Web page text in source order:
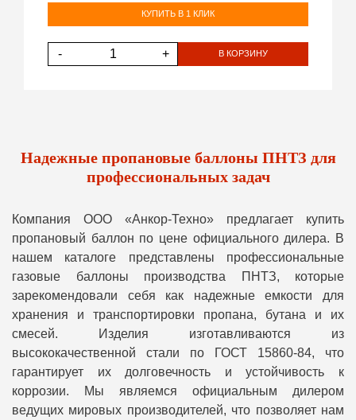
КУПИТЬ В 1 КЛИК
- + В КОРЗИНУ
Надежные пропановые баллоны ПНТЗ для
профессиональных задач
Компания ООО «Анкор-Техно» предлагает купить
пропановый баллон по цене официального дилера. В
нашем каталоге представлены профессиональные
газовые баллоны производства ПНТЗ, которые
зарекомендовали себя как надежные емкости для
хранения и транспортировки пропана, бутана и их
смесей. Изделия изготавливаются из
высококачественной стали по ГОСТ 15860-84, что
гарантирует их долговечность и устойчивость к
коррозии. Мы являемся официальным дилером
ведущих мировых производителей, что позволяет нам